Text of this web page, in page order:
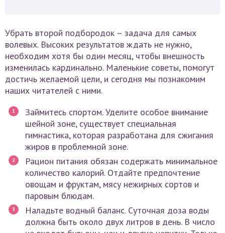
Убрать второй подбородок – задача для самых
волевых. Высоких результатов ждать не нужно,
необходим хотя бы один месяц, чтобы внешность
изменилась кардинально. Маленькие советы, помогут
достичь желаемой цели, и сегодня мы познакомим
наших читателей с ними.
Займитесь спортом. Уделите особое внимание
шейной зоне, существует специальная
гимнастика, которая разработана для сжигания
жиров в проблемной зоне.
Рацион питания обязан содержать минимальное
количество калорий. Отдайте предпочтение
овощам и фруктам, мясу нежирных сортов и
паровым блюдам.
Наладьте водный баланс. Суточная доза воды
должна быть около двух литров в день. В число